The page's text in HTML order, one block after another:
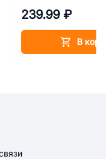
239.99 ₽
В